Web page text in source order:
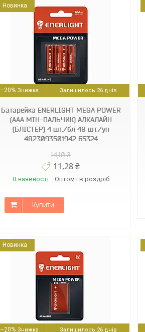
Новинка
–20% Залишилось 26 днів
Батарейка ENERLIGHT MEGA POWER
(AAА МІН-ПАЛЬЧИК) АЛКАЛАЙН
(БЛІСТЕР) 4 шт./бл 48 шт./уп
4823093501942 65324
14,10 ₴
11,28 ₴
В наявності Оптом і в роздріб
Купити
4823093504141
Новинка
–20% Залишилось 26 днів
4823093502567